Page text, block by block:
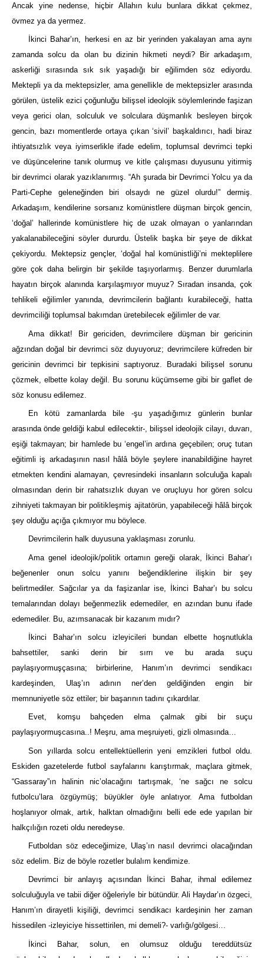
Ancak yine nedense, hiçbir Allahın kulu bunlara dikkat çekmez,
övmez ya da yermez.
İkinci Bahar’ın, herkesi en az bir yerinden yakalayan ama aynı
zamanda solcu da olan bu dizinin hikmeti neydi? Bir arkadaşım,
askerliği sırasında sık sık yaşadığı bir eğilimden söz ediyordu.
Mektepli ya da mektepsizler, ama genellikle de mektepsizler arasında
görülen, üstelik ezici çoğunluğu bilişsel ideolojik söylemlerinde faşizan
veya gerici olan, solculuk ve solculara düşmanlık besleyen birçok
gencin, bazı momentlerde ortaya çıkan ‘sivil’ başkaldırıcı, hadi biraz
ihtiyatsızlık veya iyimserlikle ifade edelim, toplumsal devrimci tepki
ve düşüncelerine tanık olurmuş ve kitle çalışması duyusunu yitirmiş
bir devrimci olarak yazıklanırmış. “Ah şurada bir Devrimci Yolcu ya da
Parti-Cephe geleneğinden biri olsaydı ne güzel olurdu!” dermiş.
Arkadaşım, kendilerine sorsanız komünistlere düşman birçok gencin,
‘doğal’ hallerinde komünistlere hiç de uzak olmayan o yanlarından
yakalanabileceğini söyler dururdu. Üstelik başka bir şeye de dikkat
çekiyordu. Mektepsiz gençler, ‘doğal hal komünistliği’ni mekteplilere
göre çok daha belirgin bir şekilde taşıyorlarmış. Benzer durumlarla
hayatın birçok alanında karşılaşmıyor muyuz? Sıradan insanda, çok
tehlikeli eğilimler yanında, devrimcilerin bağlantı kurabileceği, hatta
devrimciliği toplumsal bakımdan üretebilecek eğilimler de var.
Ama dikkat! Bir gericiden, devrimcilere düşman bir gericinin
ağzından doğal bir devrimci söz duyuyoruz; devrimcilere küfreden bir
gericinin devrimci bir tepkisini saptıyoruz. Buradaki bilişsel sorunu
çözmek, elbette kolay değil. Bu sorunu küçümseme gibi bir gaflet de
söz konusu edilemez.
En kötü zamanlarda bile -şu yaşadığımız günlerin bunlar
arasında önde geldiği kabul edilecektir-, bilişsel ideolojik cilayı, duvarı,
eşiği takmayan; bir hamlede bu ‘engel’in ardına geçebilen; oruç tutan
eğitimli iş arkadaşının nasıl hâlâ böyle şeylere inanabildiğine hayret
etmekten kendini alamayan, çevresindeki insanların solculuğa kapalı
olmasından derin bir rahatsızlık duyan ve oruçluyu hor gören solcu
zihniyeti takmayan bir politikleşmiş ajitatörün, yapabileceği hâlâ birçok
şey olduğu açığa çıkmıyor mu böylece.
Devrimcilerin halk duyusuna yaklaşması zorunlu.
Ama genel ideolojik/politik ortamın gereği olarak, İkinci Bahar’ı
beğenenler onun solcu yanını beğendiklerine ilişkin bir şey
belirtmediler. Sağcılar ya da faşizanlar ise, İkinci Bahar’ı bu solcu
temalarından dolayı beğenmezlik edemediler, en azından bunu ifade
edemediler. Bu, azımsanacak bir kazanım mıdır?
İkinci Bahar’ın solcu izleyicileri bundan elbette hoşnutlukla
bahsettiler, sanki derin bir sırrı ve bu arada suçu
paylaşıyormuşçasına; birbirlerine, Hanım’ın devrimci sendikacı
kardeşinden, Ulaş’ın adının ner’den geldiğinden engin bir
memnuniyetle söz ettiler; bir başarının tadını çıkardılar.
Evet, komşu bahçeden elma çalmak gibi bir suçu
paylaşıyormuşcasına..! Meşru, ama meşruiyeti, gizli olmasında…
Son yıllarda solcu entellektüellerin yeni emzikleri futbol oldu.
Eskiden gazetelerde futbol sayfalarını karıştırmak, maçlara gitmek,
“Gassaray”ın halinin nic’olacağını tartışmak, ‘ne sağcı ne solcu
futbolcu’lara özgüymüş; büyükler öyle anlatıyor. Ama futboldan
hoşlanıyor olmak, artık, halktan olmadığını belli ede ede yapılan bir
halkçılığın rozeti oldu neredeyse.
Futboldan söz edeceğimize, Ulaş’ın nasıl devrimci olacağından
söz edelim. Biz de böyle rozetler bulalım kendimize.
Devrimci bir anlayış açısından İkinci Bahar, ihmal edilemez
solculuğuyla ve tabii diğer öğeleriyle bir bütündür. Ali Haydar’ın özgeci,
Hanım’ın dirayetli kişiliği, devrimci sendikacı kardeşinin her zaman
hissedilen -izleyiciye hissettirilen, mi demeli?- varlığı/gölgesi…
İkinci Bahar, solun, en olumsuz olduğu tereddütsüz